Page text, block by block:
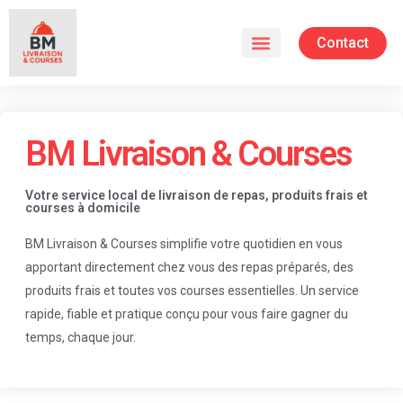
Contact
BM Livraison & Courses
Votre service local de livraison de repas, produits frais et
courses à domicile
BM Livraison & Courses simplifie votre quotidien en vous
apportant directement chez vous des repas préparés, des
produits frais et toutes vos courses essentielles. Un service
rapide, fiable et pratique conçu pour vous faire gagner du
temps, chaque jour.